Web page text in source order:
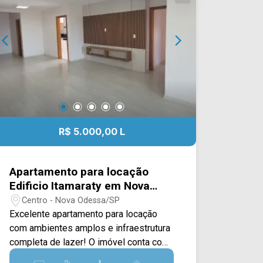
Body Fit, escolas e restaurantes. Entre
em contato com a equipe da Arbix
Imóveis e agende a sua visita!!
WhatsApp e Telefone: (19) 3475-4546
ARBIX IMÓVEIS - Presente em cada
R$ 5.000,00 L
Apartamento para locação
Edificio Itamaraty em Nova
Odessa
Centro - Nova Odessa/SP
Excelente apartamento para locação
com ambientes amplos e infraestrutura
completa de lazer! O imóvel conta com
uma sala integrada de estar e jantar,